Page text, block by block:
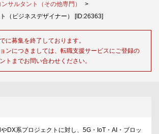
サルタント（その他専門）
（ビジネスデザイナー） [ID:26363]
に募集を終了しております。
ンにつきましては、転職支援サービスにご登録の
トまでお問い合わせください。
DX系プロジェクトに対し、5G・IoT・AI・ブロッ